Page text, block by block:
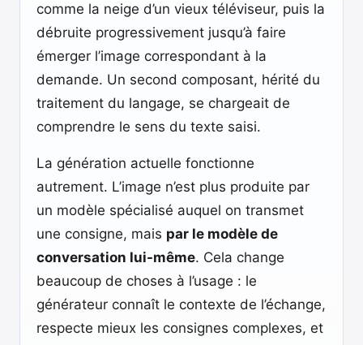
comme la neige d’un vieux téléviseur, puis la
débruite progressivement jusqu’à faire
émerger l’image correspondant à la
demande. Un second composant, hérité du
traitement du langage, se chargeait de
comprendre le sens du texte saisi.
La génération actuelle fonctionne
autrement. L’image n’est plus produite par
un modèle spécialisé auquel on transmet
une consigne, mais par le modèle de
conversation lui-même. Cela change
beaucoup de choses à l’usage : le
générateur connaît le contexte de l’échange,
respecte mieux les consignes complexes, et